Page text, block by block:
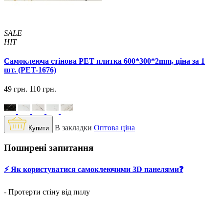
SALE
HIT
Самоклеюча стінова PET плитка 600*300*2mm, ціна за 1
шт. (PET-1676)
49 грн. 110 грн.
Купити В закладки Оптова ціна
Поширені запитання
⚡️ Як користуватися самоклеючими 3D панелями❓
- Протерти стіну від пилу